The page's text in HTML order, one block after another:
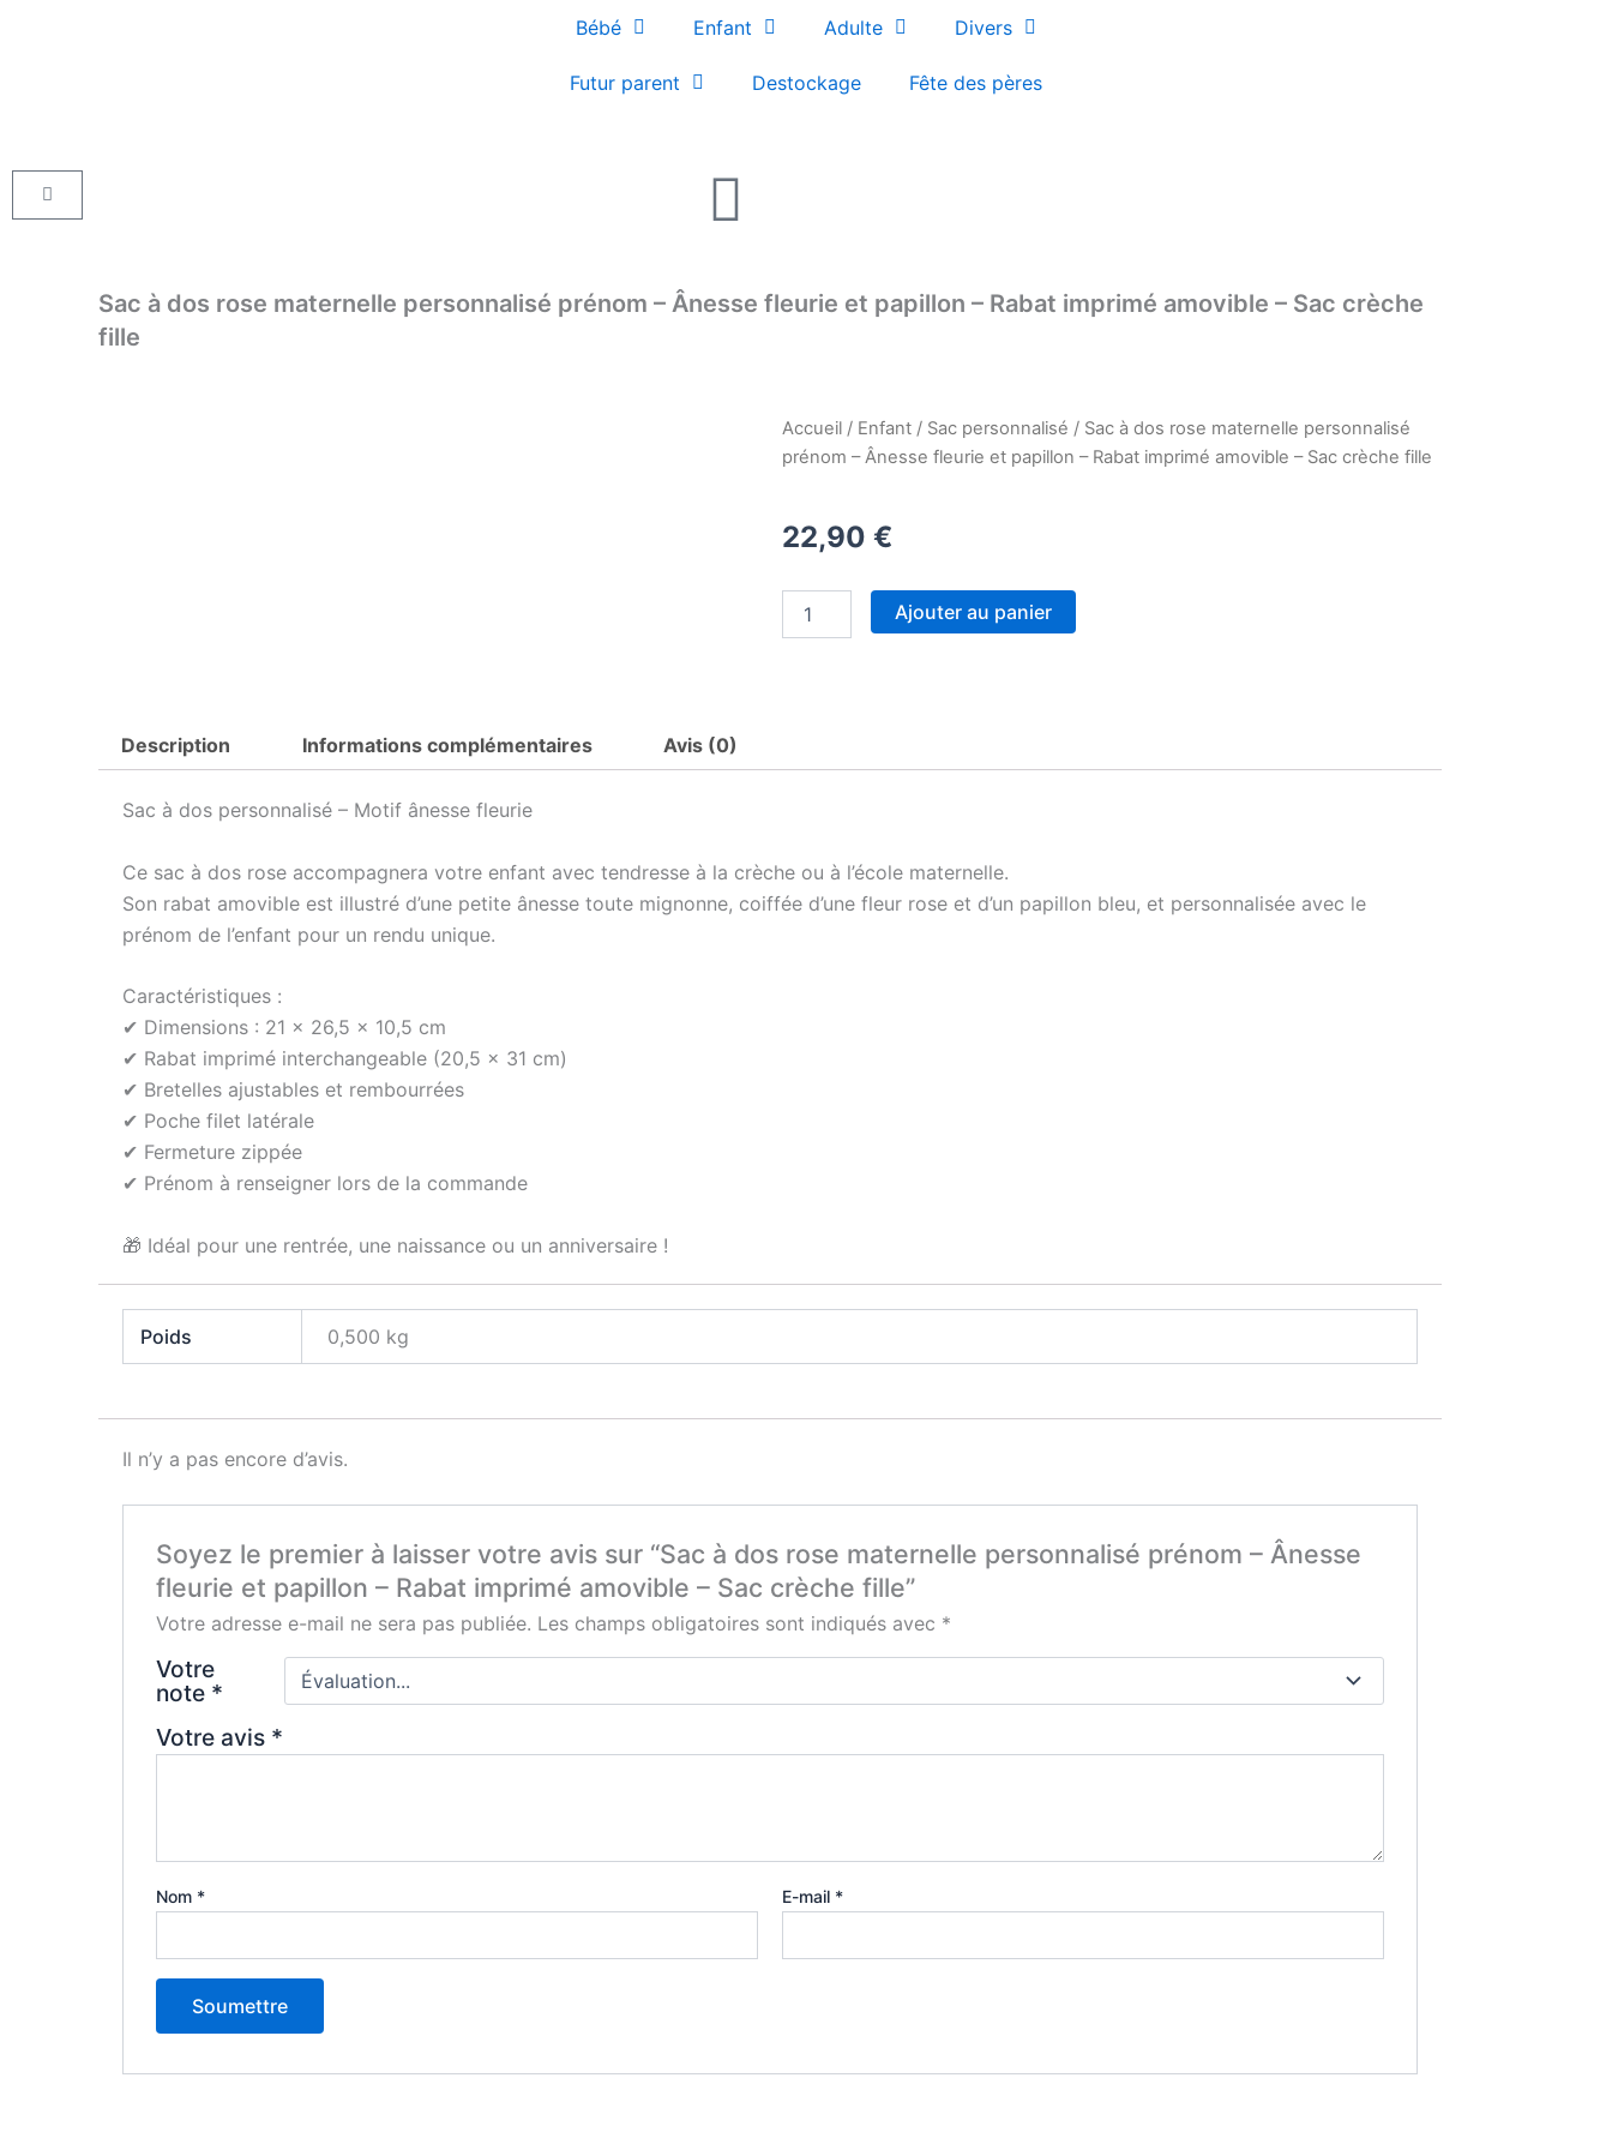
Bébé Enfant Adulte Divers
Futur parent Destockage Fête des pères
Panier
Sac à dos rose maternelle personnalisé prénom – Ânesse fleurie et papillon – Rabat imprimé amovible – Sac crèche
fille
Accueil / Enfant / Sac personnalisé / Sac à dos rose maternelle personnalisé
prénom – Ânesse fleurie et papillon – Rabat imprimé amovible – Sac crèche fille
22,90 €
personnalisé
fleurie
papillon
Ajouter au panier
Description Informations complémentaires Avis (0)
Sac à dos personnalisé – Motif ânesse fleurie
Ce sac à dos rose accompagnera votre enfant avec tendresse à la crèche ou à l’école maternelle.
Son rabat amovible est illustré d’une petite ânesse toute mignonne, coiffée d’une fleur rose et d’un papillon bleu, et personnalisée avec le
prénom de l’enfant pour un rendu unique.
Caractéristiques :
✔ Dimensions : 21 x 26,5 x 10,5 cm
✔ Rabat imprimé interchangeable (20,5 x 31 cm)
✔ Bretelles ajustables et rembourrées
✔ Poche filet latérale
✔ Fermeture zippée
✔ Prénom à renseigner lors de la commande
🎁 Idéal pour une rentrée, une naissance ou un anniversaire !
Poids 0,500 kg
Il n’y a pas encore d’avis.
Soyez le premier à laisser votre avis sur “Sac à dos rose maternelle personnalisé prénom – Ânesse
fleurie et papillon – Rabat imprimé amovible – Sac crèche fille”
Votre adresse e-mail ne sera pas publiée. Les champs obligatoires sont indiqués avec *
Votre
note *
Votre avis *
Nom * E-mail *